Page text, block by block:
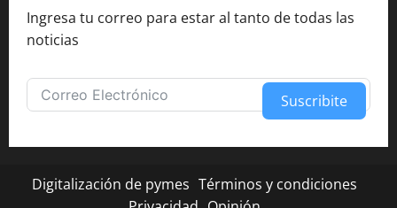
i
n
d
e
Ingresa tu correo para estar al tanto de todas las
noticias
Suscribite
Digitalización de pymes Términos y condiciones